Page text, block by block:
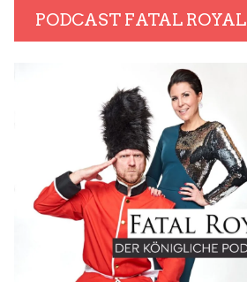
PODCAST FATAL ROYAL